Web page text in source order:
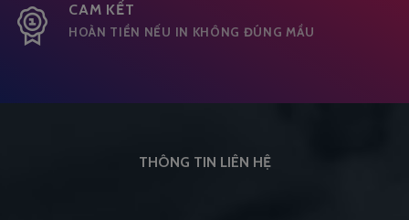
CAM KẾT
HOÀN TIỀN NẾU IN KHÔNG ĐÚNG MẦU
THÔNG TIN LIÊN HỆ